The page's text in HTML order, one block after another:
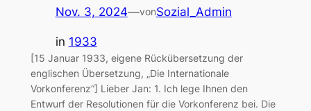
Nov. 3, 2024—vonSozial_Admin
in 1933
[15 Januar 1933, eigene Rückübersetzung der
englischen Übersetzung, „Die Internationale
Vorkonferenz“] Lieber Jan: 1. Ich lege Ihnen den
Entwurf der Resolutionen für die Vorkonferenz bei. Die